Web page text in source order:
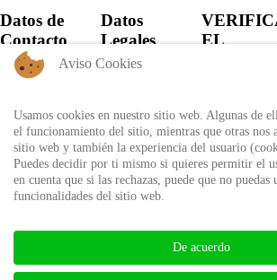
Datos de
Contacto
+57 60 1
6818530
+57 311
8666327 - 323
6964227
info@auditool.org
Datos
Legales
Política de Uso
Autorización
de tratamiento de
datos personales
EL
certificado
expedido por
Auditool
el ID único
Aviso Cookies
Usamos cookies en nuestro sitio web. Algunas de
el funcionamiento del sitio, mientras que otras nos
sitio web y también la experiencia del usuario
Puedes decidir por ti mismo si quieres permitir el
en cuenta que si las rechazas, puede que no puedas
funcionalidades del sitio web.
De acuerdo